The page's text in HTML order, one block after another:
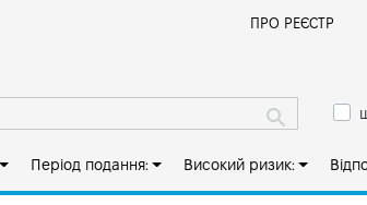
ПРО РЕЄСТР
Період подання: Високий ризик: